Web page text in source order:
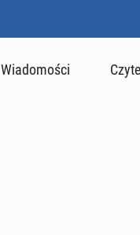
Wiadomości